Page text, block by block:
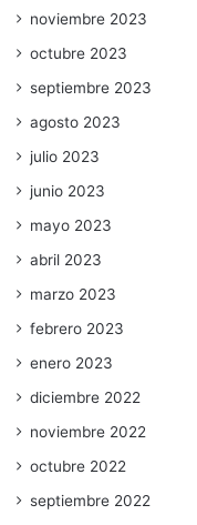
noviembre 2023
octubre 2023
septiembre 2023
agosto 2023
julio 2023
junio 2023
mayo 2023
abril 2023
marzo 2023
febrero 2023
enero 2023
diciembre 2022
noviembre 2022
octubre 2022
septiembre 2022